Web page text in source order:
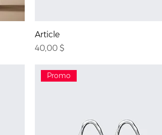
Article
Prix
40,00 $
Promo